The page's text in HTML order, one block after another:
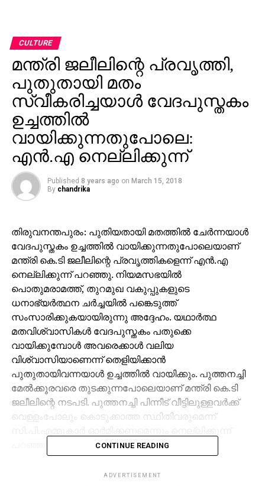
CULTURE
മന്ത്രി ജലീലിന്റെ പ്രവൃത്തി,
പുതുതായി മതം
സ്വീകരിച്ചയാള്‍ വേദപുസ്തകം
ഉച്ചത്തില്‍
വായിക്കുന്നതുപോലെ:
എന്‍.എ നെല്ലിക്കുന്ന്
Published 8 years ago on March 15, 2018
By chandrika
തിരുവനന്തപുരം: പുതിയതായി മതത്തില്‍ ചേര്‍ന്നയാള്‍
വേദപുസ്തകം ഉച്ചത്തില്‍ വായിക്കുന്നതുപോലെയാണ്
മന്ത്രി കെ.ടി ജലീലിന്റെ പ്രവൃത്തികളെന്ന് എന്‍.എ
നെല്ലിക്കുന്ന് പറഞ്ഞു. നിയമസഭയില്‍
പൊതുമരാമത്ത്, തുറമുഖ വകുപ്പുകളുടെ
ധനാഭ്യര്‍ത്ഥന ചര്‍ച്ചയില്‍ പങ്കെടുത്ത്
സംസാരിക്കുകയായിരുന്നു അദ്ദേഹം. യഥാര്‍ത്ഥ
മതവിശ്വാസികള്‍ വേദപുസ്തകം പതുക്കെ
വായിക്കുമ്പോള്‍ അവരെക്കാള്‍ വലിയ
വിശ്വാസിയാണെന്ന് തെളിയിക്കാന്‍
പുതുതായിവന്നയാള്‍ ഉച്ചത്തില്‍ വായിക്കും. പുത്തനച്ചി
മേല്‍ക്കൂരവരെ തുടക്കുന്നപോലെയാണ് മന്ത്രി കെ.ടി
ജലീലിന്റെ നടപടി. പുത്തനച്ചി പിന്നീട് വീട്ടിലുള്ളവര്‍ക്ക്
വെള്ളംപോലും കൊടുക്കാത്ത സ്ഥിതിവരുമെന്ന്
കാസര്‍കോട് ജില്ലയില്‍ ടാര്‍ ക്ഷാമം രൂക്ഷമാണ്. 400
CONTINUE READING
ADVERTISEMENT